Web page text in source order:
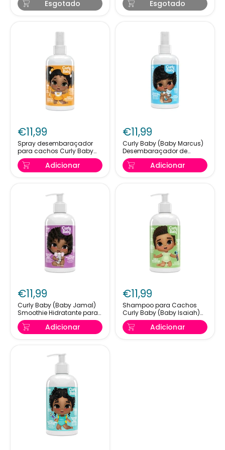
235ml
Esgotado Esgotado
desembaraçador
para
cachos
Curly
Baby
(Jasmim)
€11,99
Spray desembaraçador
para cachos Curly Baby
(Jasmim) 239ml
Adicionar
Baby
(Baby
Marcus)
Desembaraçador
de
Cachos
€11,99
Curly Baby (Baby Marcus)
Desembaraçador de
Cachos 239ml
Adicionar
Baby
(Baby
Jamal)
Smoothie
Hidratante
para
€11,99
Curly Baby (Baby Jamal)
Smoothie Hidratante para
Cachos 239ml
Adicionar
para
Cachos
Curly
Baby
(Baby
Isaiah)
€11,99
Shampoo para Cachos
Curly Baby (Baby Isaiah)
239ml
Adicionar